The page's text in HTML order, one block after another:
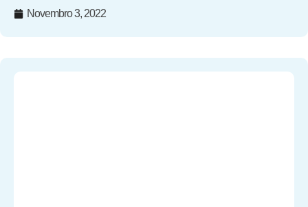
Novembro 3, 2022